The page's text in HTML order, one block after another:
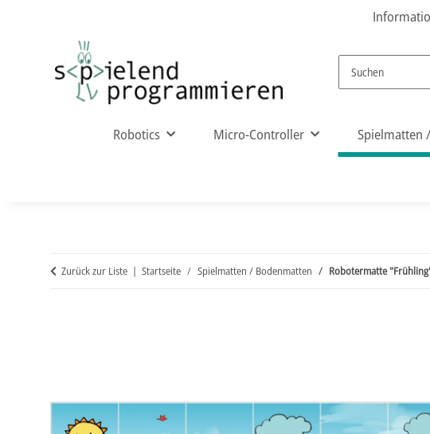
Robotics Micro-Controller Spielmatten
Zurück zur Liste Startseite Spielmatten / Bodenmatten Robotermatte